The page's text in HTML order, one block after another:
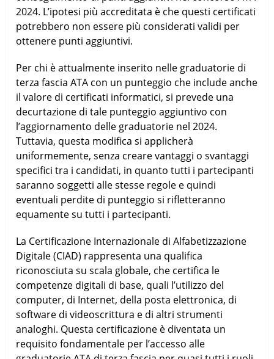
2024. L’ipotesi più accreditata è che questi certificati
potrebbero non essere più considerati validi per
ottenere punti aggiuntivi.
Per chi è attualmente inserito nelle graduatorie di
terza fascia ATA con un punteggio che include anche
il valore di certificati informatici, si prevede una
decurtazione di tale punteggio aggiuntivo con
l’aggiornamento delle graduatorie nel 2024.
Tuttavia, questa modifica si applicherà
uniformemente, senza creare vantaggi o svantaggi
specifici tra i candidati, in quanto tutti i partecipanti
saranno soggetti alle stesse regole e quindi
eventuali perdite di punteggio si rifletteranno
equamente su tutti i partecipanti.
La Certificazione Internazionale di Alfabetizzazione
Digitale (CIAD) rappresenta una qualifica
riconosciuta su scala globale, che certifica le
competenze digitali di base, quali l’utilizzo del
computer, di Internet, della posta elettronica, di
software di videoscrittura e di altri strumenti
analoghi. Questa certificazione è diventata un
requisito fondamentale per l’accesso alle